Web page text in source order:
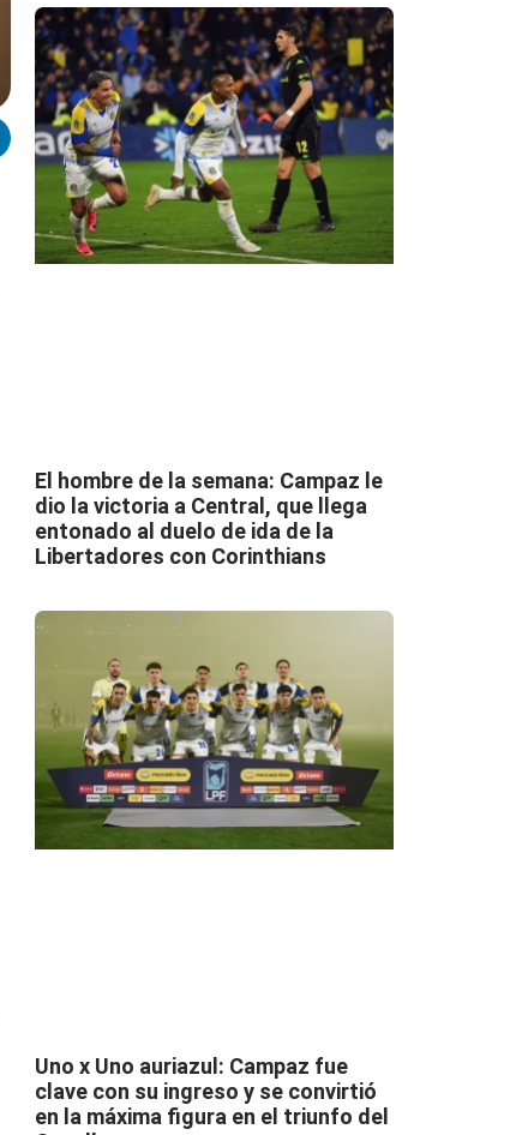
El hombre de la semana: Campaz le
dio la victoria a Central, que llega
entonado al duelo de ida de la
Libertadores con Corinthians
Uno x Uno auriazul: Campaz fue
clave con su ingreso y se convirtió
en la máxima figura en el triunfo del